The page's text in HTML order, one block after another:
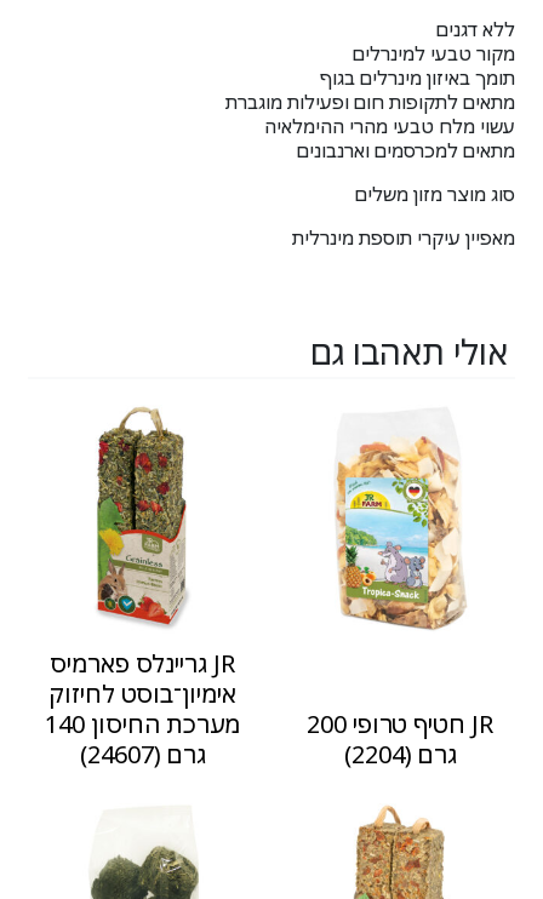
ללא דגנים
מקור טבעי למינרלים
תומך באיזון מינרלים בגוף
מתאים לתקופות חום ופעילות מוגברת
עשוי מלח טבעי מהרי ההימלאיה
מתאים למכרסמים וארנבונים
סוג מוצר מזון משלים
מאפיין עיקרי תוספת מינרלית
אולי תאהבו גם
JR חטיף טרופי 200
גרם (2204)
JR גריינלס פארמיס
אימיון־בוסט לחיזוק
מערכת החיסון 140
גרם (24607)